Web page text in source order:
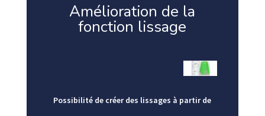
Amélioration de la
fonction lissage
Possibilité de créer des lissages à partir de